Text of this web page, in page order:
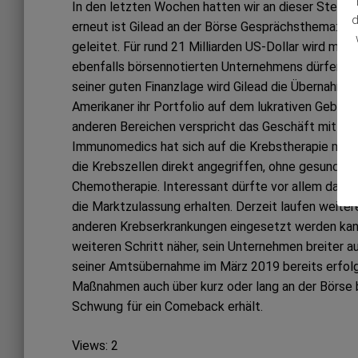
In den letzten Wochen hatten wir an dieser
erneut ist Gilead an der Börse Gesprächsthema:
geleitet. Für rund 21 Milliarden US-Dollar wird
ebenfalls börsennotierten Unternehmens dürfen
seiner guten Finanzlage wird Gilead die
Amerikaner ihr Portfolio auf dem lukrativen Gebiet
anderen Bereichen verspricht das Geschäft mit
Immunomedics hat sich auf die Krebstherapie mit
die Krebszellen direkt angegriffen, ohne gesunde
Chemotherapie. Interessant dürfte vor allem das
die Marktzulassung erhalten. Derzeit laufen
anderen Krebserkrankungen eingesetzt werden
weiteren Schritt näher, sein Unternehmen breiter
seiner Amtsübernahme im März 2019 bereits
Maßnahmen auch über kurz oder lang an der
Schwung für ein Comeback erhält.
Views: 2